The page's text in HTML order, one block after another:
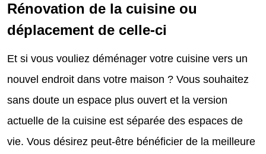
Rénovation de la cuisine ou
déplacement de celle-ci
Et si vous vouliez déménager votre cuisine vers un
nouvel endroit dans votre maison ? Vous souhaitez
sans doute un espace plus ouvert et la version
actuelle de la cuisine est séparée des espaces de
vie. Vous désirez peut-être bénéficier de la meilleure